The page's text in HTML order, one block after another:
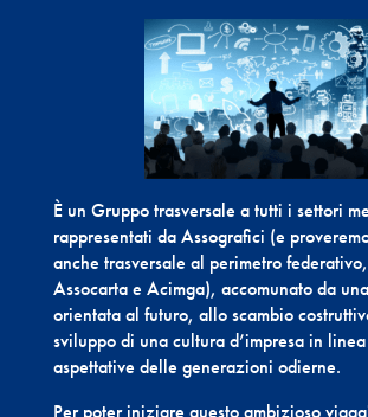
È un Gruppo trasversale a tutti i settori
rappresentati da Assografici (e
anche trasversale al perimetro
Assocarta e Acimga), accomunato da
orientata al futuro, allo scambio
sviluppo di una cultura d’impresa in
aspettative delle generazioni odierne.